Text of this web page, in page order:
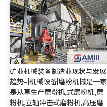
矿业机械装备制造业现状与发展
趋势-|机械设备|磨粉机械是一家
是从事生产磨粉机,式磨粉机,磨
粉机,立轴冲击式磨粉机,高压磨